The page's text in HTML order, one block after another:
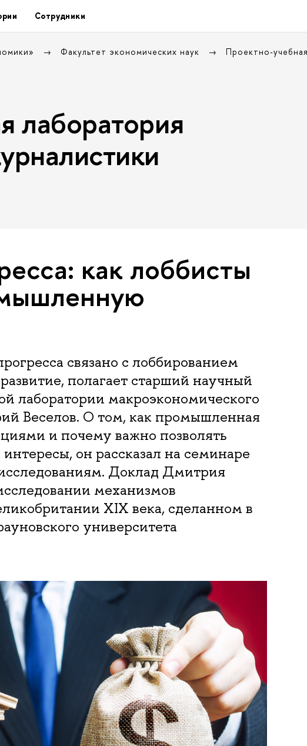
Сотрудники
Факультет экономических наук
Проектно-
лаборатория
как лоббисты
связано с лоббированием
полагает старший научный
лаборатории макроэкономического
Веселов. О том, как промышленная
и почему важно позволять
он рассказал на семинаре
Доклад Дмитрия
механизмов
XIX века, сделанном в
университета